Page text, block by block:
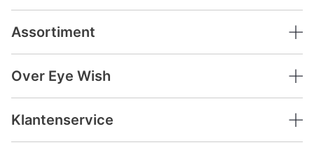
Assortiment
Over Eye Wish
Klantenservice